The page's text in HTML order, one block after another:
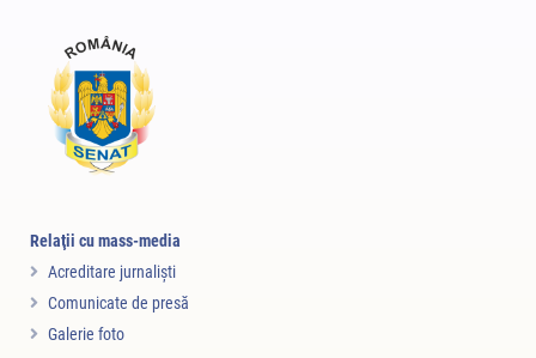
Relaţii cu mass-media
Acreditare jurnalişti
Comunicate de presă
Galerie foto